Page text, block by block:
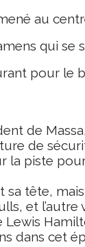
au
qui se
pour le
de
de
la piste
sa tête,
et l’autre
Lewis
dans cet